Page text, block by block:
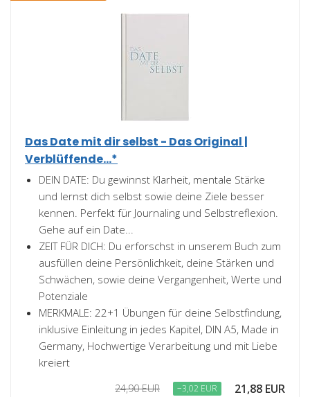
Das Date mit dir selbst - Das Original |
Verblüffende...*
DEIN DATE: Du gewinnst Klarheit, mentale Stärke
und lernst dich selbst sowie deine Ziele besser
kennen. Perfekt für Journaling und Selbstreflexion.
Gehe auf ein Date...
ZEIT FÜR DICH: Du erforschst in unserem Buch zum
ausfüllen deine Persönlichkeit, deine Stärken und
Schwächen, sowie deine Vergangenheit, Werte und
Potenziale
MERKMALE: 22+1 Übungen für deine Selbstfindung,
inklusive Einleitung in jedes Kapitel, DIN A5, Made in
Germany, Hochwertige Verarbeitung und mit Liebe
kreiert
24,90 EUR −3,02 EUR 21,88 EUR